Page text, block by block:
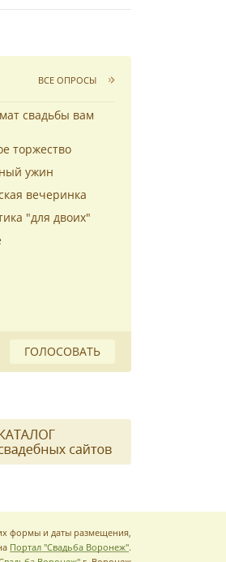
ВСЕ ОПРОСЫ
свадьбы вам
торжество
ужин
вечеринка
"для двоих"
ГОЛОСОВАТЬ
формы и даты размещения,
Портал "Свадьба Воронеж".